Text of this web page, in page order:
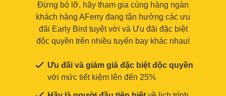
Đừng bỏ lỡ, hãy tham gia cùng hàng ngàn
khách hàng AFerry đang tận hưởng các ưu
đãi Early Bird tuyệt vời và Ưu đãi đặc biệt
độc quyền trên nhiều tuyến bay khác nhau!
Ưu đãi và giảm giá đặc biệt độc quyền
với mức tiết kiệm lên đến 25%